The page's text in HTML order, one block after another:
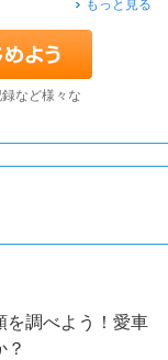
もっと見る
など様々な
を調べよう！愛車
？